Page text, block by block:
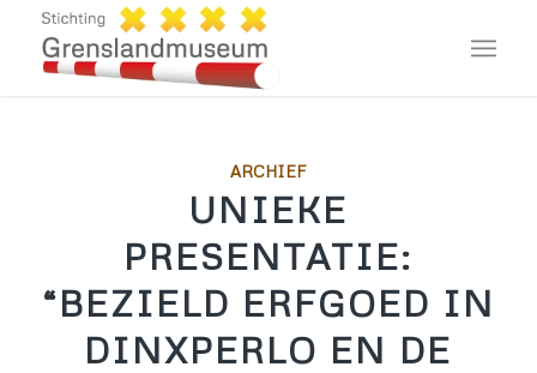
ARCHIEF
UNIEKE
PRESENTATIE:
“BEZIELD ERFGOED IN
DINXPERLO EN DE